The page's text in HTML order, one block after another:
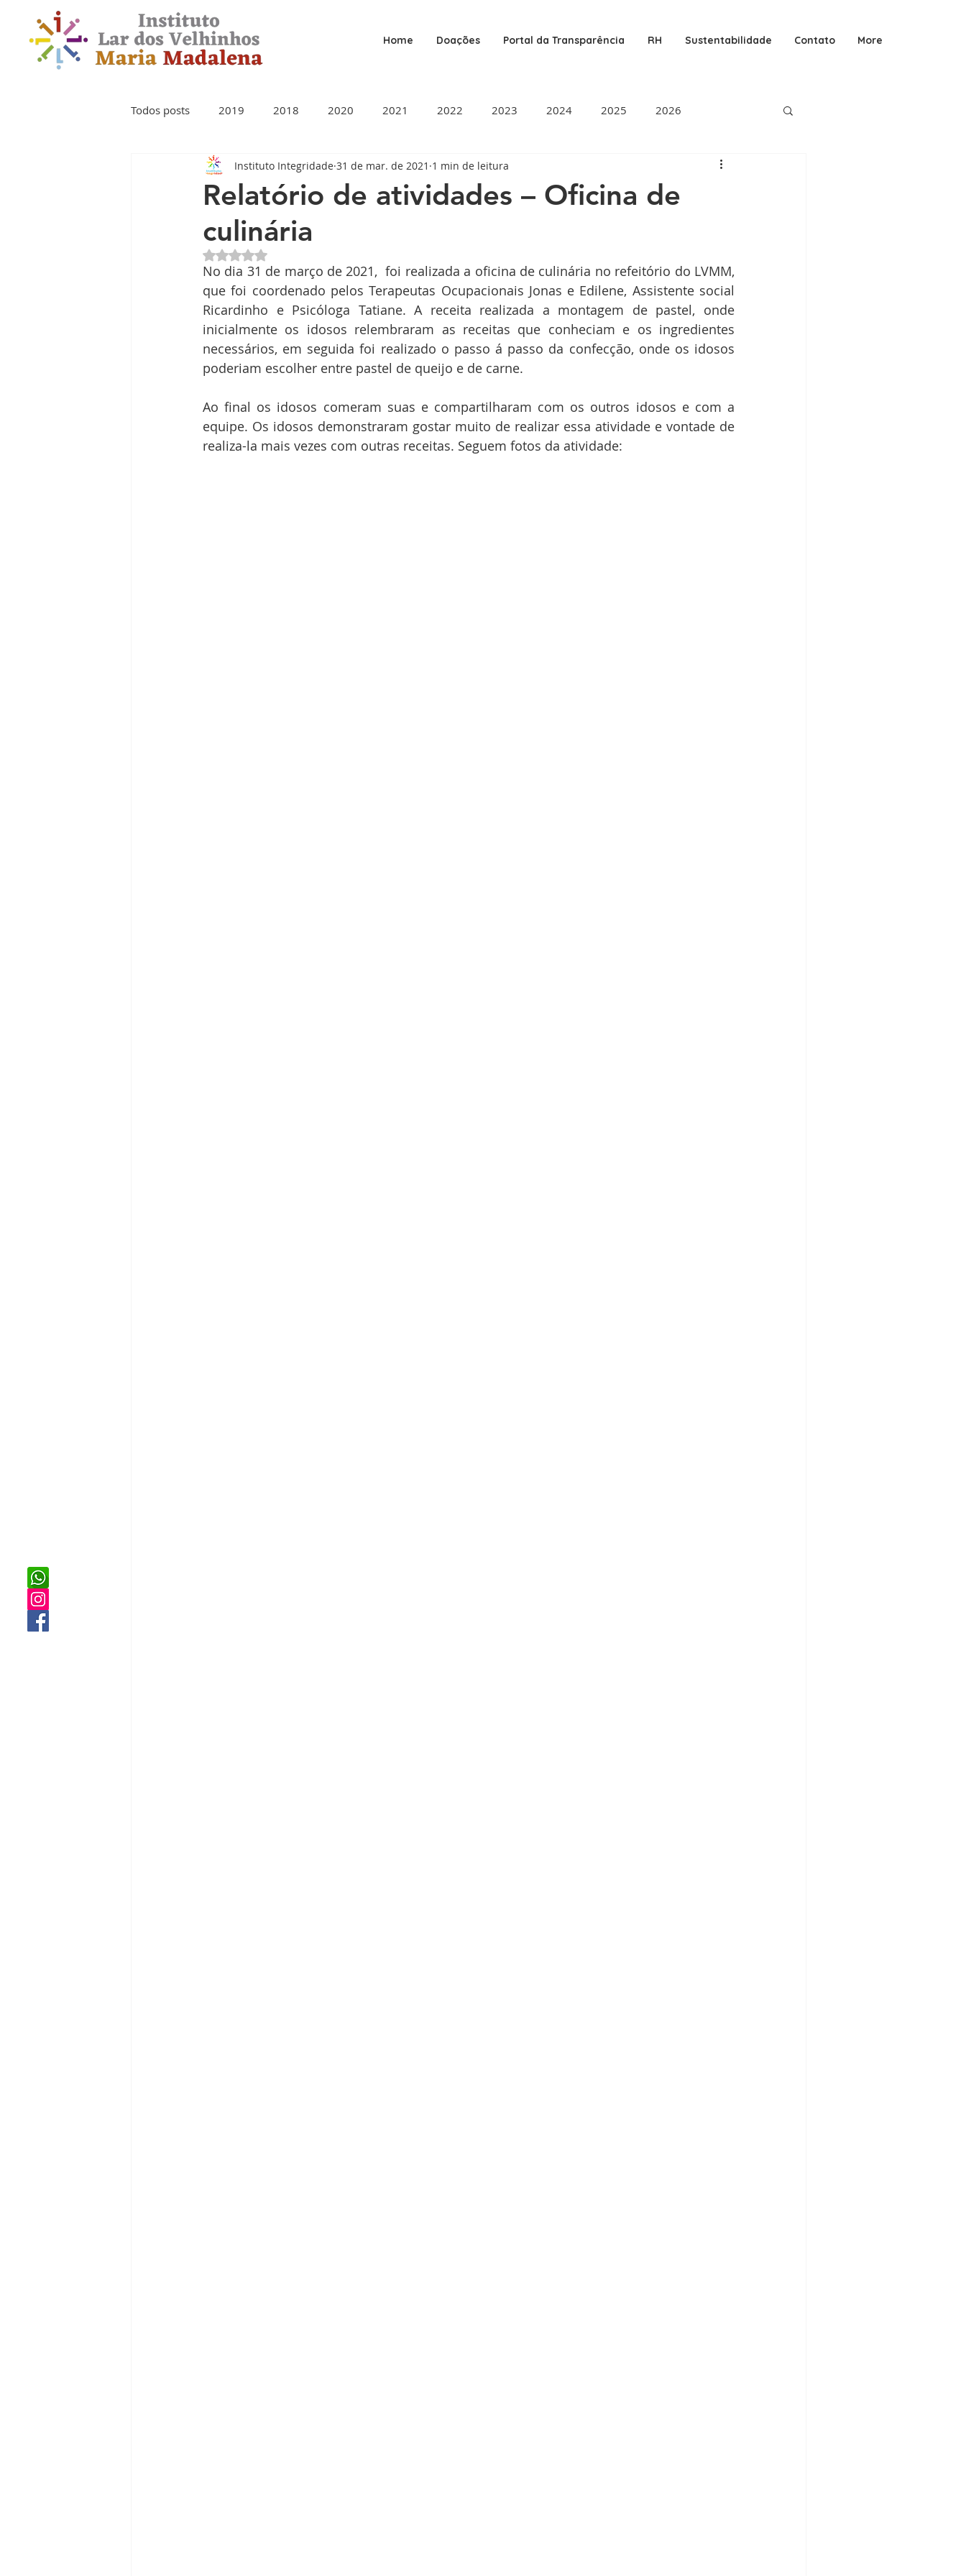
Home Doações Portal da Transparência RH Sustentabilidade Contato More
Todos posts 2019 2018 2020 2021 2022 2023 2024 2025 2026
Relatório de atividades – Oficina de
culinária
Instituto Integridade 31 de mar. de 2021 1 min de leitura
Avaliado com NaN de 5 estrelas.
No dia 31 de março de 2021,  foi realizada a oficina de culinária no refeitório do LVMM,
que foi coordenado pelos Terapeutas Ocupacionais Jonas e Edilene, Assistente social
Ricardinho e Psicóloga Tatiane. A receita realizada a montagem de pastel, onde
inicialmente os idosos relembraram as receitas que conheciam e os ingredientes
necessários, em seguida foi realizado o passo á passo da confecção, onde os idosos
poderiam escolher entre pastel de queijo e de carne.
Ao final os idosos comeram suas e compartilharam com os outros idosos e com a
equipe. Os idosos demonstraram gostar muito de realizar essa atividade e vontade de
realiza-la mais vezes com outras receitas. Seguem fotos da atividade: